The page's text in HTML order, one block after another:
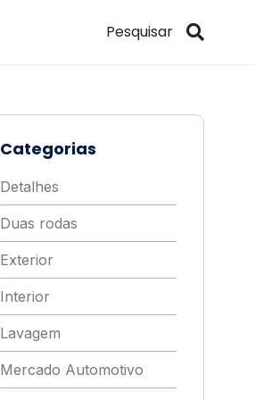
Categorias
Detalhes
Duas rodas
Exterior
Interior
Lavagem
Mercado Automotivo